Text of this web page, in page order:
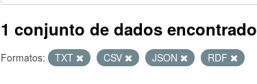
1 conjunto de dados encontrado
Formatos: TXT CSV JSON RDF